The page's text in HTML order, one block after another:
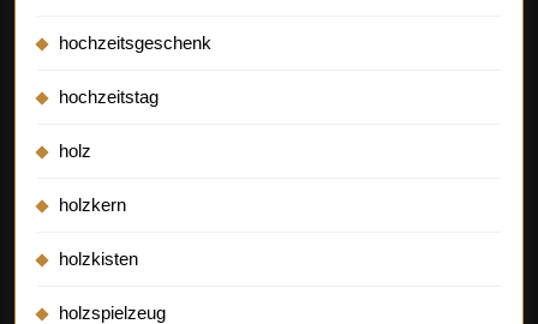
hochzeitsgeschenk
hochzeitstag
holz
holzkern
holzkisten
holzspielzeug